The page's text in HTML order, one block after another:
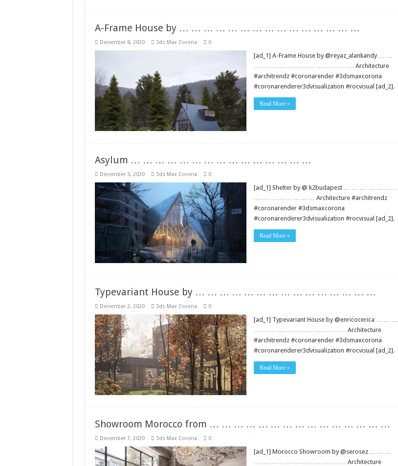
A-Frame House by … … … … … … … … … … … … … … …
December 8, 2020 3ds Max Corona 0
[ad_1] A-Frame House by @reyaz_alankandy … …
… … … … … … … … … … … … … Architecture
#architrendz #coronarender #3dsmaxcorona
#coronarenderer3dvisualization #rocvisual [ad_2].
Read More »
Asylum … … … … … … … … … … … … … … …
December 5, 2020 3ds Max Corona 0
[ad_1] Shelter by @ k2budapest … … … … … … …
… … … … … … … … Architecture #architrendz
#coronarender #3dsmaxcorona
#coronarenderer3dvisualization #rocvisual [ad_2].
Read More »
Typevariant House by … … … … … … … … … … … … … … …
December 2, 2020 3ds Max Corona 0
[ad_1] Typevariant House by @enricocerica … … …
… … … … … … … … … … … … Architecture
#architrendz #coronarender #3dsmaxcorona
#coronarenderer3dvisualization #rocvisual [ad_2].
Read More »
Showroom Morocco from … … … … … … … … … … … … … … …
December 1, 2020 3ds Max Corona 0
[ad_1] Morocco Showroom by @serosez … … …
… … … … … … … … … … … … Architecture